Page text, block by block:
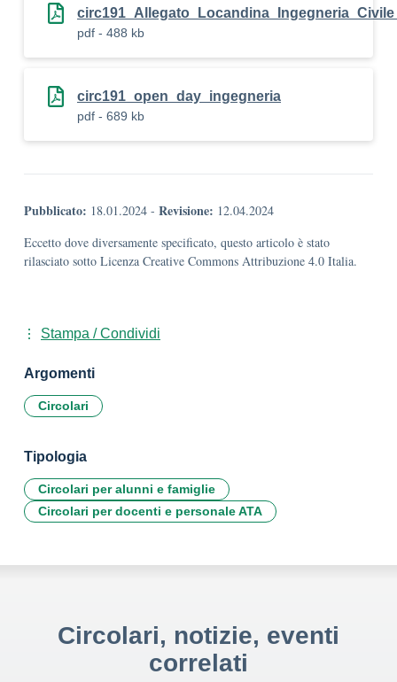
pdf - 488 kb
circ191_open_day_ingegneria
pdf - 689 kb
Pubblicato: 18.01.2024 - Revisione: 12.04.2024
Eccetto dove diversamente specificato, questo articolo è stato
rilasciato sotto Licenza Creative Commons Attribuzione 4.0 Italia.
Stampa / Condividi
Argomenti
Circolari
Tipologia
Circolari per alunni e famiglie
Circolari per docenti e personale ATA
Circolari, notizie, eventi
correlati